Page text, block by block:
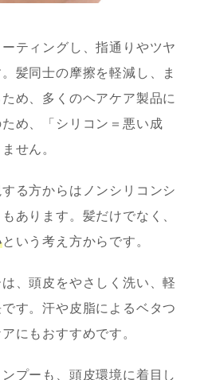
ティングし、指通りやツヤ
髪同士の摩擦を軽減し、ま
め、多くのヘアケア製品に
め、「シリコン＝悪い成
せん。
る方からはノンシリコンシ
あります。髪だけでなく、
という考え方からです。
、頭皮をやさしく洗い、軽
す。汗や皮脂によるベタつ
にもおすすめです。
プーも、頭皮環境に着目し